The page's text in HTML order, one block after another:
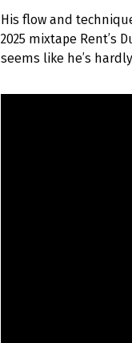
His flow and
2025 mixtape Rent’s
seems like he’s